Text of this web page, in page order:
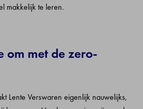
makkelijk te leren.
om met de zero-
Lente Verswaren eigenlijk nauwelijks,